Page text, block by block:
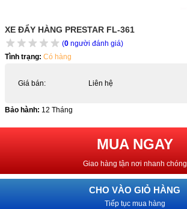
XE ĐẨY HÀNG PRESTAR FL-361
(0 người đánh giá)
Tình trạng: Có hàng
Giá bán: Liên hệ
Bảo hành: 12 Tháng
MUA NGAY
Giao hàng tận nơi nhanh chóng
CHO VÀO GIỎ HÀNG
Tiếp tục mua hàng